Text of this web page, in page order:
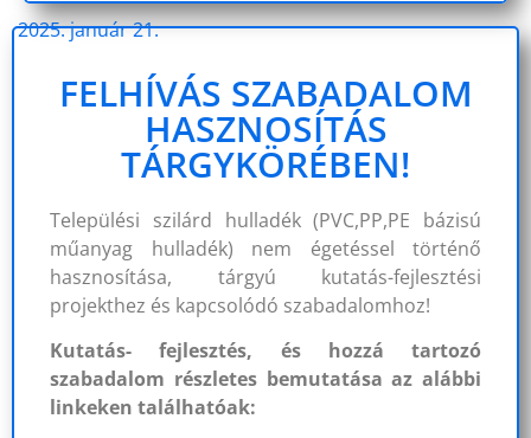
2025. január 21.
FELHÍVÁS SZABADALOM
HASZNOSÍTÁS
TÁRGYKÖRÉBEN!
Települési szilárd hulladék (PVC,PP,PE bázisú
műanyag hulladék) nem égetéssel történő
hasznosítása, tárgyú kutatás-fejlesztési
projekthez és kapcsolódó szabadalomhoz!
Kutatás- fejlesztés, és hozzá tartozó
szabadalom részletes bemutatása az alábbi
linkeken találhatóak: